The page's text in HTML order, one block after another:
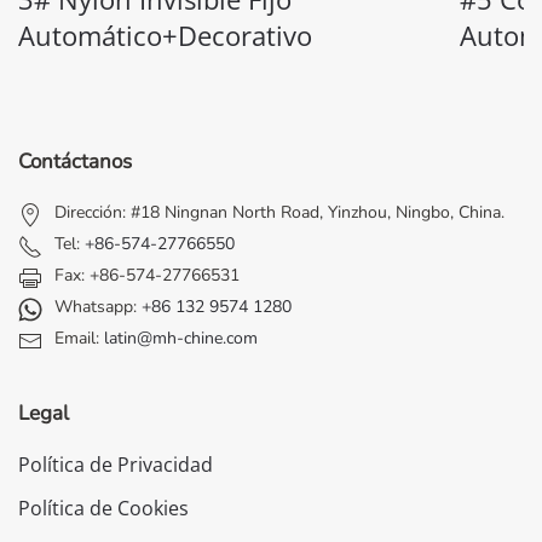
Automático+Decorativo
Contáctanos
Dirección: #18 Ningnan North Road, Yinzhou, Ningbo, China.
Tel: +86-574-27766550
Fax: +86-574-27766531
Whatsapp: +86 132 9574 1280
Email: latin@mh-chine.com
Legal
Política de Privacidad
Política de Cookies